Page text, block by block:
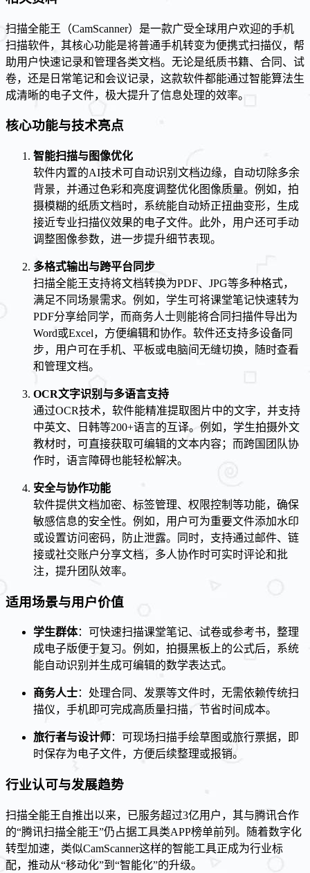
扫描全能王（CamScanner）是一款广受全球用户欢迎的手机
扫描软件，其核心功能是将普通手机转变为便携式扫描仪，帮
助用户快速记录和管理各类文档。无论是纸质书籍、合同、试
卷，还是日常笔记和会议记录，这款软件都能通过智能算法生
成清晰的电子文件，极大提升了信息处理的效率。
核心功能与技术亮点
智能扫描与图像优化
软件内置的AI技术可自动识别文档边缘，自动切除多余
背景，并通过色彩和亮度调整优化图像质量。例如，拍
摄模糊的纸质文档时，系统能自动矫正扭曲变形，生成
接近专业扫描仪效果的电子文件。此外，用户还可手动
调整图像参数，进一步提升细节表现。
多格式输出与跨平台同步
扫描全能王支持将文档转换为PDF、JPG等多种格式，
满足不同场景需求。例如，学生可将课堂笔记快速转为
PDF分享给同学，而商务人士则能将合同扫描件导出为
Word或Excel，方便编辑和协作。软件还支持多设备同
步，用户可在手机、平板或电脑间无缝切换，随时查看
和管理文档。
OCR文字识别与多语言支持
通过OCR技术，软件能精准提取图片中的文字，并支持
中英文、日韩等200+语言的互译。例如，学生拍摄外文
教材时，可直接获取可编辑的文本内容；而跨国团队协
作时，语言障碍也能轻松解决。
安全与协作功能
软件提供文档加密、标签管理、权限控制等功能，确保
敏感信息的安全性。例如，用户可为重要文件添加水印
或设置访问密码，防止泄露。同时，支持通过邮件、链
接或社交账户分享文档，多人协作时可实时评论和批
注，提升团队效率。
适用场景与用户价值
学生群体：可快速扫描课堂笔记、试卷或参考书，整理
成电子版便于复习。例如，拍摄黑板上的公式后，系统
能自动识别并生成可编辑的数学表达式。
商务人士：处理合同、发票等文件时，无需依赖传统扫
描仪，手机即可完成高质量扫描，节省时间成本。
旅行者与设计师：可现场扫描手绘草图或旅行票据，即
时保存为电子文件，方便后续整理或报销。
行业认可与发展趋势
扫描全能王自推出以来，已服务超过3亿用户，其与腾讯合作
的“腾讯扫描全能王”仍占据工具类APP榜单前列。随着数字化
转型加速，类似CamScanner这样的智能工具正成为行业标
配，推动从“移动化”到“智能化”的升级。